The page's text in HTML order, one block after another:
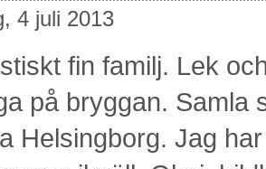
4 juli 2013
fin familj. Lek
på bryggan. Samla
Helsingborg. Jag